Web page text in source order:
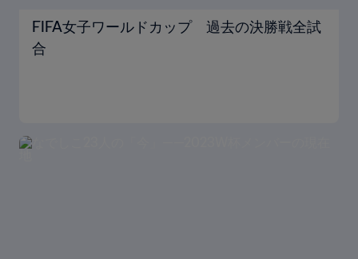
FIFA女子ワールドカップ 過去の決勝戦全試
合